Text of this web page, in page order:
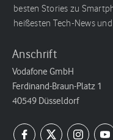
besten Stories zu
heißesten Tech-News
Anschrift
Vodafone GmbH
Ferdinand-Braun-Platz 1
40549 Düsseldorf